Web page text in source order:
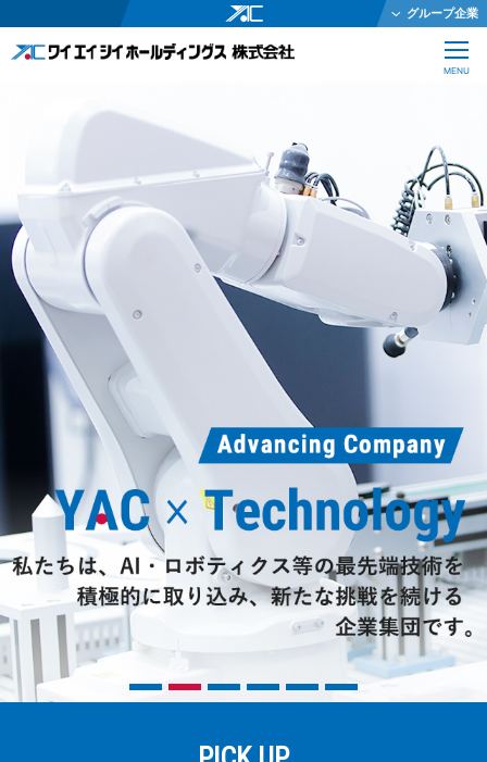
CLOSE
MENU
グループ企業
ワイエイシイホールディングス株式会社
株式会社ワイエイシイダステック
ワイエイシイビーム株式会社
ワイエイシイエレックス株式会社
ワイエイシイバイオ株式会社
YAC Systems Singapore Pte Ltd
大倉電気株式会社
株式会社ワイエイシイデンコー
ワイエイシイマシナリー株式会社
JEインターナショナル株式会社
株式会社テクノオプティス
三和電気計器株式会社